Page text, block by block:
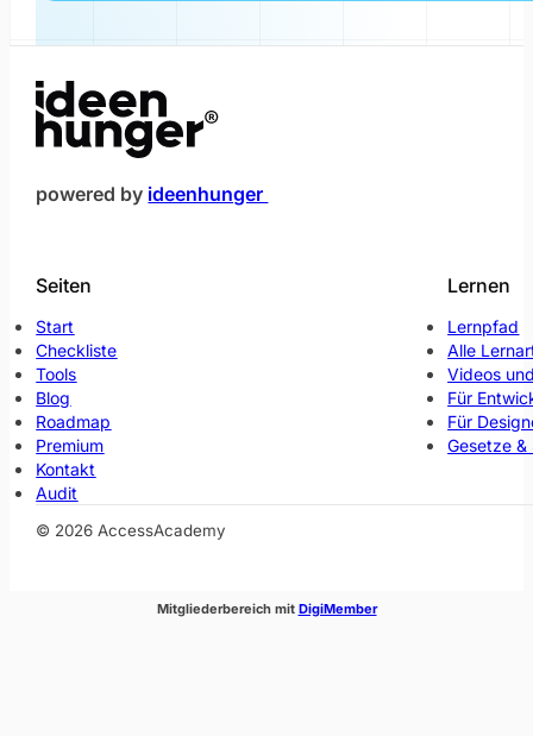
powered by ideenhunger
Seiten
Start
Checkliste
Tools
Blog
Roadmap
Premium
Kontakt
Audit
Lernen
Lernpfad
Alle
Videos
Für
Für
Gesetze
© 2026 AccessAcademy
Mitgliederbereich mit DigiMember(öffnet im neuen